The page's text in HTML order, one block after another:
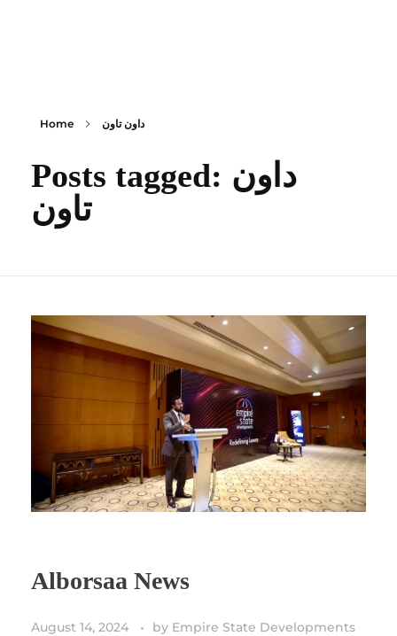
Home داون تاون
Posts tagged: داون
تاون
Alborsaa News
August 14, 2024 by Empire State Developments